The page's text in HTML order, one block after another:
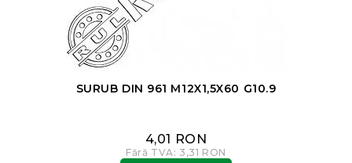
SURUB DIN 961 M12X1,5X60 G10.9
4,01 RON
Fără TVA: 3,31 RON